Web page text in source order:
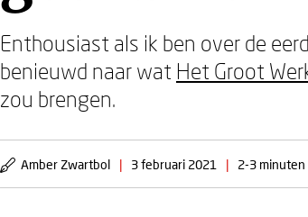
Enthousiast als ik ben over de
benieuwd naar wat Het Groot
zou brengen.
Amber Zwartbol | 3 februari 2021 | 2-3